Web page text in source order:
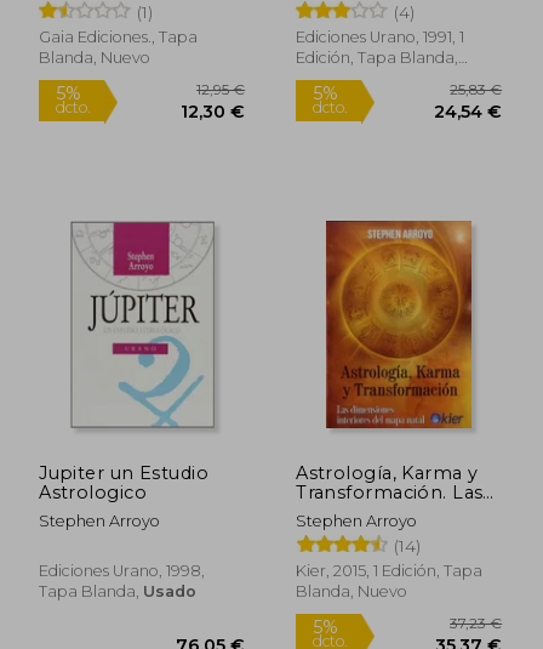
(1)
Gaia Ediciones., Tapa
Blanda, Nuevo
dcto.
(4)
Ediciones Urano, 1991, 1
Edición, Tapa Blanda,
Nuevo
5%
dcto.
Jupiter un Estudio
Astrologico
Stephen Arroyo
Ediciones Urano, 1998,
Tapa Blanda, Usado
Astrología, Karma y
Transformación. Las
Dimensiones
Interiores del Mapa
Natal
Stephen Arroyo
(14)
Kier, 2015, 1 Edición, Tapa
Blanda, Nuevo